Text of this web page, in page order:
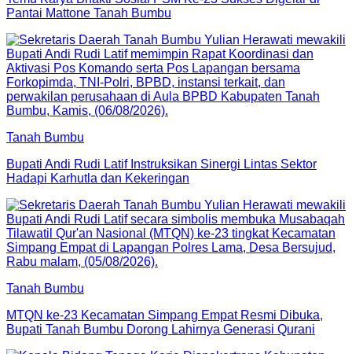
Pantai Mattone Tanah Bumbu
Tanah Bumbu
Bupati Andi Rudi Latif Instruksikan Sinergi Lintas Sektor
Hadapi Karhutla dan Kekeringan
Tanah Bumbu
MTQN ke-23 Kecamatan Simpang Empat Resmi Dibuka,
Bupati Tanah Bumbu Dorong Lahirnya Generasi Qurani